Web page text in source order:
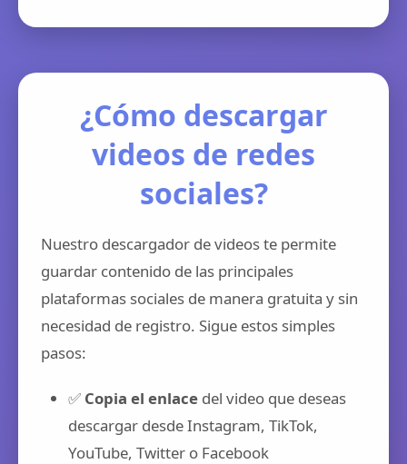
¿Cómo descargar
videos de redes
sociales?
Nuestro descargador de videos te permite
guardar contenido de las principales
plataformas sociales de manera gratuita y sin
necesidad de registro. Sigue estos simples
pasos:
✅ Copia el enlace del video que deseas
descargar desde Instagram, TikTok,
YouTube, Twitter o Facebook